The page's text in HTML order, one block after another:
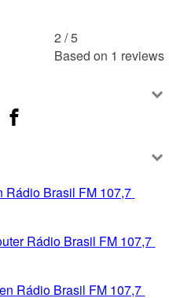
2 /5
Based on 1 reviews
Rádio Brasil FM 107,7
Rádio Brasil FM 107,7
Rádio Brasil FM 107,7